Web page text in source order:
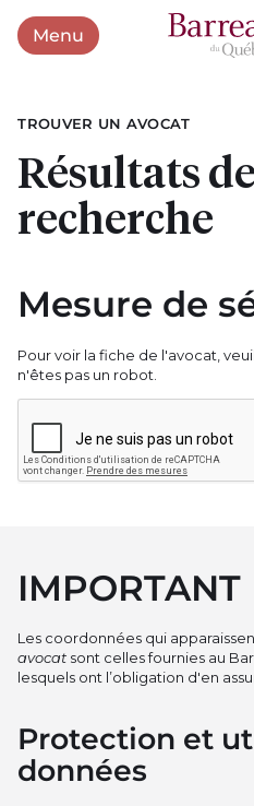
MenuOuvrir le menu
TROUVER UN AVOCAT
Résultats
recherche
Mesure de
Pour voir la fiche de l'avocat,
n'êtes pas un robot.
IMPORTANT
Les coordonnées qui
avocat sont celles fournies au
lesquels ont l’obligation d'en
Protection et
données